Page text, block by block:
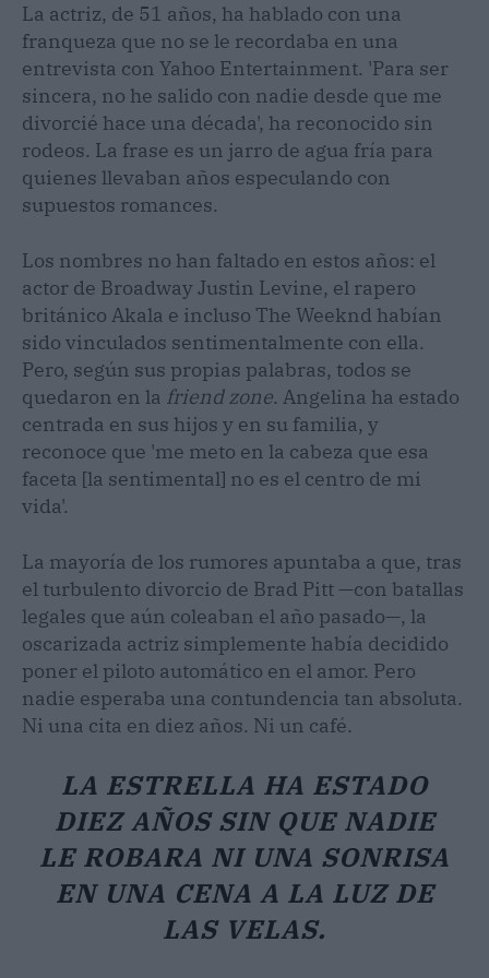
La actriz, de 51 años, ha hablado con una
franqueza que no se le recordaba en una
entrevista con Yahoo Entertainment. 'Para ser
sincera, no he salido con nadie desde que me
divorcié hace una década', ha reconocido sin
rodeos. La frase es un jarro de agua fría para
quienes llevaban años especulando con
supuestos romances.
Los nombres no han faltado en estos años: el
actor de Broadway Justin Levine, el rapero
británico Akala e incluso The Weeknd habían
sido vinculados sentimentalmente con ella.
Pero, según sus propias palabras, todos se
quedaron en la friend zone. Angelina ha estado
centrada en sus hijos y en su familia, y
reconoce que 'me meto en la cabeza que esa
faceta [la sentimental] no es el centro de mi
vida'.
La mayoría de los rumores apuntaba a que, tras
el turbulento divorcio de Brad Pitt —con batallas
legales que aún coleaban el año pasado—, la
oscarizada actriz simplemente había decidido
poner el piloto automático en el amor. Pero
nadie esperaba una contundencia tan absoluta.
Ni una cita en diez años. Ni un café.
LA ESTRELLA HA ESTADO
DIEZ AÑOS SIN QUE NADIE
LE ROBARA NI UNA SONRISA
EN UNA CENA A LA LUZ DE
LAS VELAS.